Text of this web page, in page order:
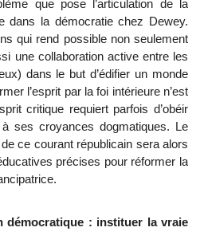
que pose l’articulation de la
dans la démocratie chez Dewey.
qui rend possible non seulement
une collaboration active entre les
dans le but d’édifier un monde
l’esprit par la foi intérieure n’est
critique requiert parfois d’obéir
ses croyances dogmatiques. Le
ce courant républicain sera alors
précises pour réformer la
démocratique : instituer la vraie